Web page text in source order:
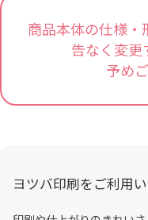
商品本体の仕様
告なく変更
予め
ヨツバ印刷をご利用